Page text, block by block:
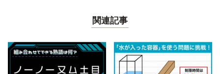
関連記事